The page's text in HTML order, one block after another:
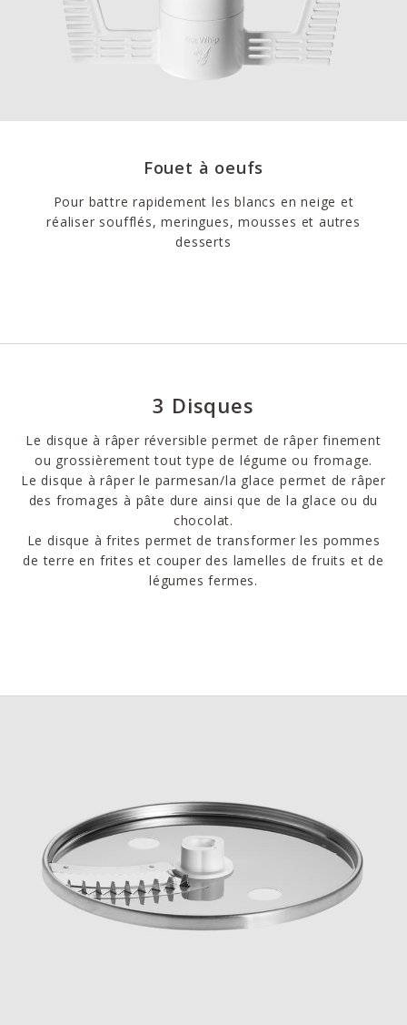
Fouet à oeufs
Pour battre rapidement les blancs en neige et
réaliser soufflés, meringues, mousses et autres
desserts
3 Disques
Le disque à râper réversible permet de râper finement
ou grossièrement tout type de légume ou fromage.
Le disque à râper le parmesan/la glace permet de râper
des fromages à pâte dure ainsi que de la glace ou du
chocolat.
Le disque à frites permet de transformer les pommes
de terre en frites et couper des lamelles de fruits et de
légumes fermes.